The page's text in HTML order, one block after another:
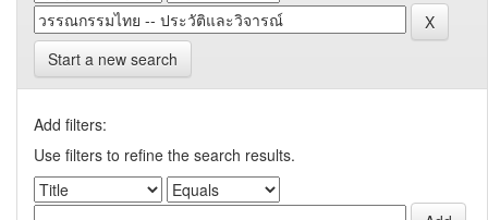
Start a new search
Add filters:
Use filters to refine the search results.